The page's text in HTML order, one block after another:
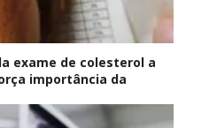
exame de colesterol a
importância da